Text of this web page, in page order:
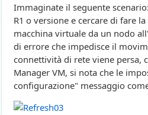
Immaginate il seguente
R1 o versione e cercare di fare
macchina virtuale da un nodo
di errore che impedisce il
connettività di rete viene persa,
Manager VM, si nota che le
configurazione" messaggio